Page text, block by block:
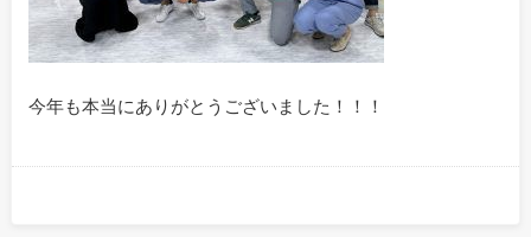
今年も本当にありがとうございました！！！